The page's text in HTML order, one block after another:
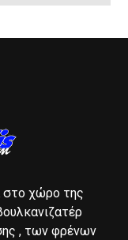
στο χώρο της
, των φρένων